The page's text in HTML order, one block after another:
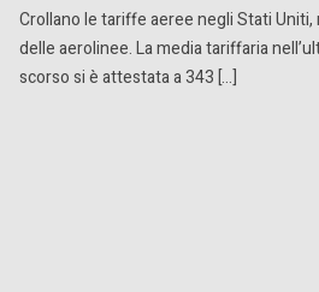
Crollano le tariffe aeree negli Stati
delle aerolinee. La media tariffaria
scorso si è attestata a 343 […]